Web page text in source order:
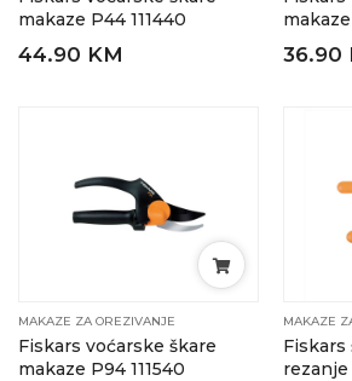
makaze P44 111440
44.90 KM
makaze
36.90
MAKAZE ZA OREZIVANJE
Fiskars voćarske škare
makaze P94 111540
MAKAZE
Fiskars
rezanje